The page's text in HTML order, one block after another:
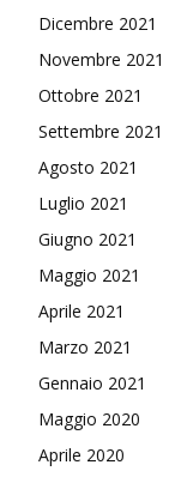
Dicembre 2021
Novembre 2021
Ottobre 2021
Settembre 2021
Agosto 2021
Luglio 2021
Giugno 2021
Maggio 2021
Aprile 2021
Marzo 2021
Gennaio 2021
Maggio 2020
Aprile 2020